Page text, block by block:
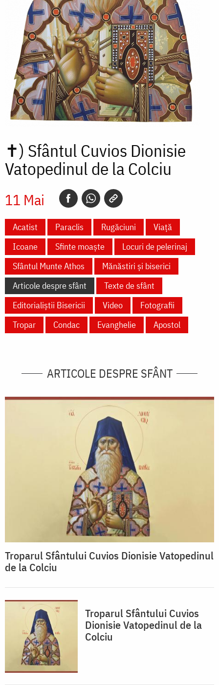
✝) Sfântul Cuvios Dionisie
Vatopedinul de la Colciu
11 Mai
Acatist Paraclis Rugăciuni
Viață
Icoane
Sfinte moaște
Locuri de pelerinaj
Sfântul Munte Athos
Mănăstiri și biserici
Articole despre sfânt
Texte de sfânt
Editorialiștii Bisericii
Video
Fotografii
Tropar
Condac Evanghelie Apostol
ARTICOLE DESPRE SFÂNT
Troparul Sfântului Cuvios Dionisie Vatopedinul
de la Colciu
Troparul Sfântului Cuvios
Dionisie Vatopedinul de la
Colciu